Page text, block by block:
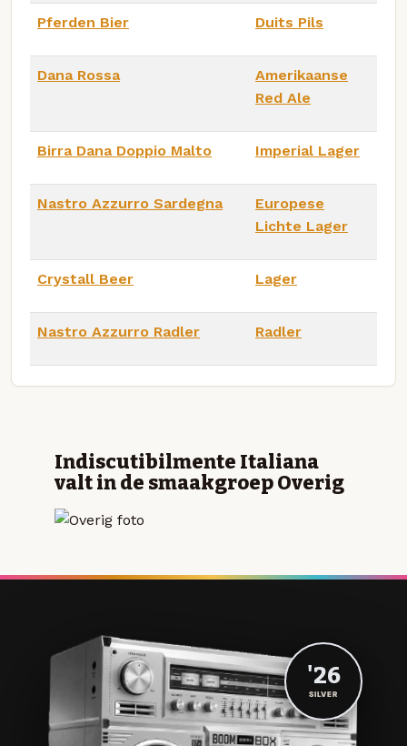
Pferden Bier Duits Pils
Dana Rossa
Amerikaanse
Red Ale
Birra Dana Doppio Malto Imperial Lager
Nastro Azzurro Sardegna
Europese
Lichte Lager
Crystall Beer Lager
Nastro Azzurro Radler Radler
Indiscutibilmente Italiana
valt in de smaakgroep Overig
'26
SILVER